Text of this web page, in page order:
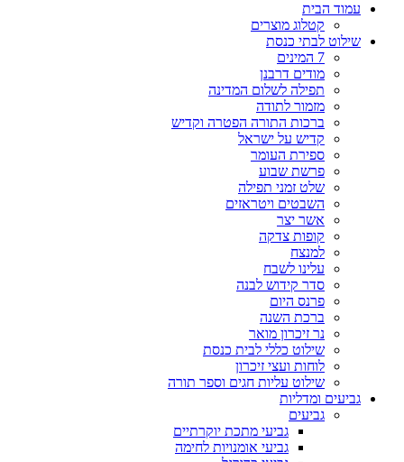
עמוד הבית
קטלוג מוצרים
שילוט לבתי כנסת
7 המינים
מודים דרבנן
תפילה לשלום המדינה
מזמור לתודה
ברכות התורה הפטרה וקדיש
קדיש על ישראל
ספירת העומר
פרשת שבוע
שלט זמני תפילה
השבטים ויטראזים
אשר יצר
קופות צדקה
למנצח
עלינו לשבח
סדר קידוש לבנה
פרנס היום
ברכת השנה
נר זיכרון מואר
שילוט כללי לבית כנסת
לוחות ועצי זיכרון
שילוט עליות חגים וספר תורה
גביעים ומדליות
גביעים
גביעי מתכת יוקרתיים
גביעי אומנויות לחימה